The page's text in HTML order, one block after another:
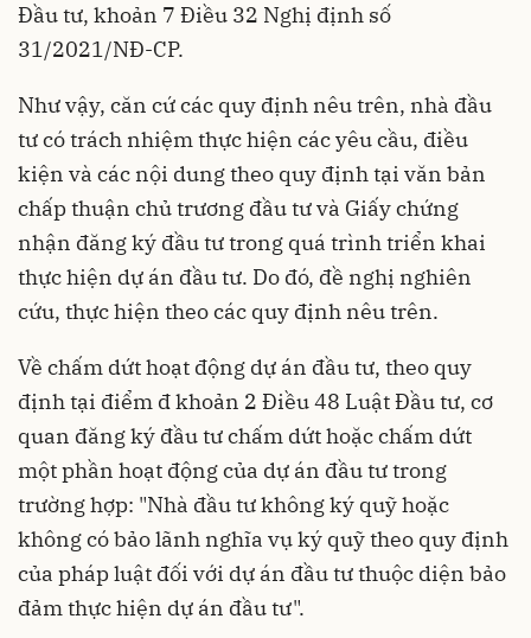
Đầu tư, khoản 7 Điều 32 Nghị định số
31/2021/NĐ-CP.
Như vậy, căn cứ các quy định nêu trên, nhà đầu
tư có trách nhiệm thực hiện các yêu cầu, điều
kiện và các nội dung theo quy định tại văn bản
chấp thuận chủ trương đầu tư và Giấy chứng
nhận đăng ký đầu tư trong quá trình triển khai
thực hiện dự án đầu tư. Do đó, đề nghị nghiên
cứu, thực hiện theo các quy định nêu trên.
Về chấm dứt hoạt động dự án đầu tư, theo quy
định tại điểm đ khoản 2 Điều 48 Luật Đầu tư, cơ
quan đăng ký đầu tư chấm dứt hoặc chấm dứt
một phần hoạt động của dự án đầu tư trong
trường hợp: "Nhà đầu tư không ký quỹ hoặc
không có bảo lãnh nghĩa vụ ký quỹ theo quy định
của pháp luật đối với dự án đầu tư thuộc diện bảo
đảm thực hiện dự án đầu tư".